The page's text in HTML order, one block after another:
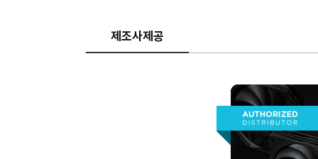
제조사제공